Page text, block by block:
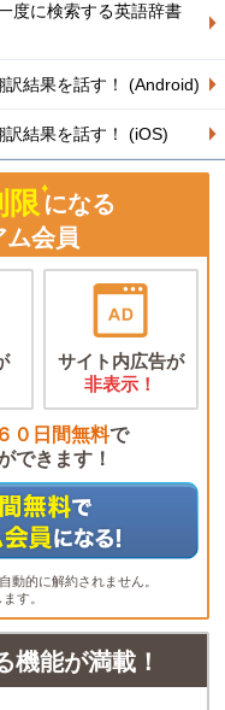
度に検索する英語辞書
結果を話す！ (Android)
結果を話す！ (iOS)
限になる
会員
サイト内広告が
非表示！
０日間無料で
できます！
的に解約されません。
す。
機能が満載！